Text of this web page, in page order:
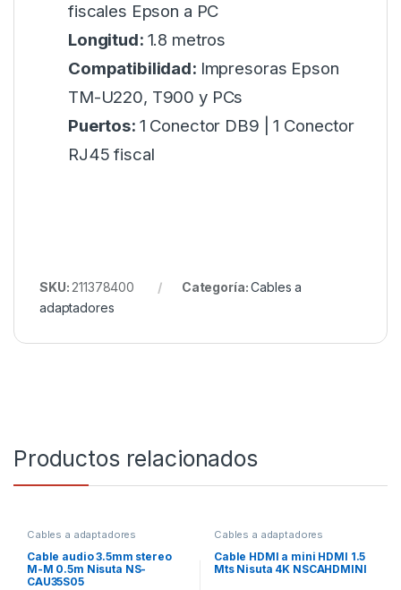
fiscales Epson a PC
Longitud: 1.8 metros
Compatibilidad: Impresoras Epson
TM-U220, T900 y PCs
Puertos: 1 Conector DB9 | 1 Conector
RJ45 fiscal
SKU: 211378400 Categoría:Cables a
adaptadores
Productos relacionados
Cables a adaptadores
Cable audio 3.5mm stereo
M-M 0.5m Nisuta NS-
CAU35S05
Cables a adaptadores
Cable HDMI a mini HDMI 1.5
Mts Nisuta 4K NSCAHDMINI